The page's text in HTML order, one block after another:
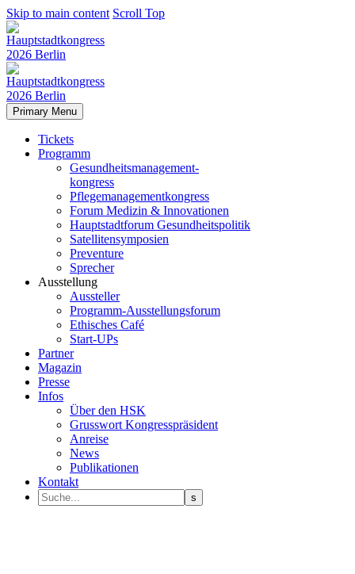
Skip to main content Scroll Top
Primary Menu
Tickets
Programm
Gesundheitsmanagement-
kongress
Pflegemanagementkongress
Forum Medizin & Innovationen
Hauptstadtforum Gesundheitspolitik
Satellitensymposien
Preventure
Sprecher
Ausstellung
Aussteller
Programm-Ausstellungsforum
Ethisches Café
Start-UPs
Partner
Magazin
Presse
Infos
Über den HSK
Grusswort Kongresspräsident
Anreise
News
Publikationen
Kontakt